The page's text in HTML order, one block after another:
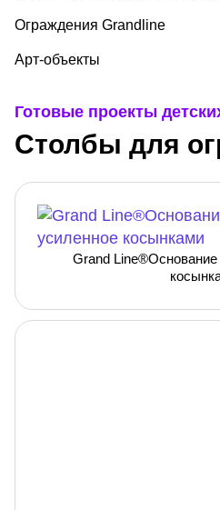
Ограждения Grandline
Арт-объекты
Готовые проекты
Столбы для
Grand Line®Основание